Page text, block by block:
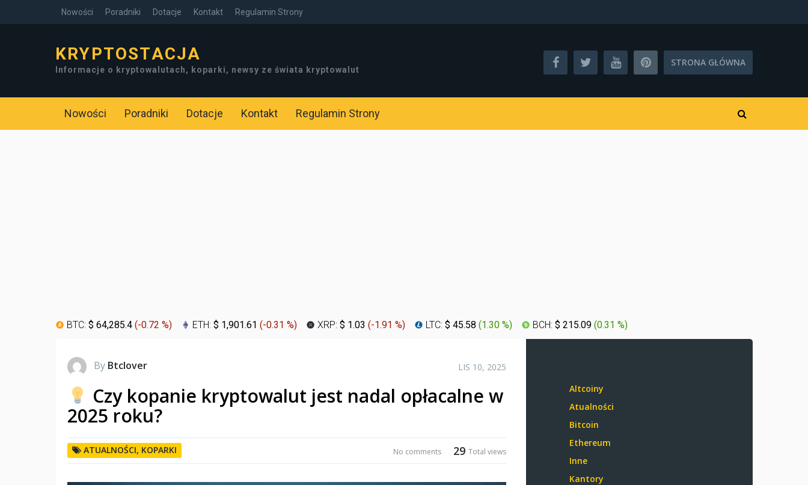
Nowości Poradniki Dotacje Kontakt Regulamin Strony
KRYPTOSTACJA
Informacje o kryptowalutach, koparki, newsy ze świata kryptowalut
STRONA GŁÓWNA
Nowości Poradniki Dotacje Kontakt Regulamin Strony
BTC: $ 64,285.4 (-0.72 %) ETH: $ 1,901.61 (-0.31 %) XRP: $ 1.03 (-1.91 %) LTC: $ 45.58 (1.30 %) BCH: $ 215.09 (0.31 %)
By Btclover LIS 10, 2025
Czy kopanie kryptowalut jest nadal opłacalne w
2025 roku?
ATUALNOŚCI, KOPARKI 29 Total views
No comments
Altcoiny
Atualności
Bitcoin
Ethereum
Inne
Kantory